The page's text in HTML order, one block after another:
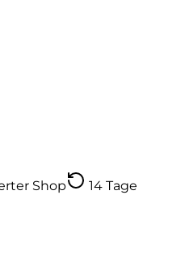
Shop
14 Tage